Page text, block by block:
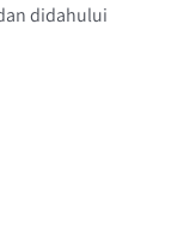
didahului